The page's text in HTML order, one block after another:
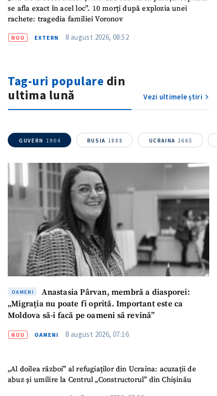
se afla exact în acel loc”. 10 morți după explozia unei
rachete: tragedia familiei Voronov
NOU EXTERN 8 august 2026, 08:52
Tag-uri populare din
ultima lună
Vezi ultimele știri
GUVERN 1904 RUSIA 1888 UCRAINA 1665
OAMENI
Anastasia Pârvan, membră a diasporei:
„Migrația nu poate fi oprită. Important este ca
Moldova să-i facă pe oameni să revină”
NOU OAMENI 8 august 2026, 07:16
„Al doilea război” al refugiaților din Ucraina: acuzații de
abuz și umilire la Centrul „Constructorul” din Chișinău
Titlu știre+ Adaugă titlu
Fotografie
+ Încarcă imagine
Link media
+ Link media
Mesajul știrei
+ Mesajul știrei
Sursă anonimă
+ Numele meu